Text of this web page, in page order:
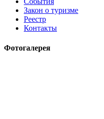
Закон о туризме
Реестр
Контакты
Фотогалерея